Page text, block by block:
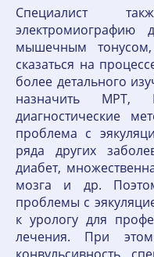
Специалист
мышечным
сказаться на
более детального
назначить МРТ,
диагностические
проблема с
ряда других
диабет,
мозга и др.
проблемы с
к урологу для
лечения. При этом